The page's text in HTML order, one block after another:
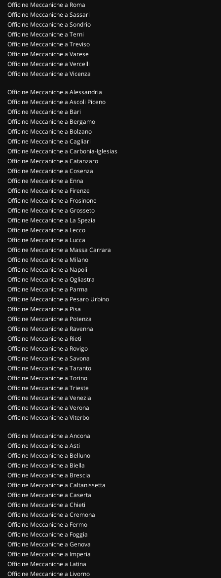
Officine Meccaniche a Roma
Officine Meccaniche a Sassari
Officine Meccaniche a Sondrio
Officine Meccaniche a Terni
Officine Meccaniche a Treviso
Officine Meccaniche a Varese
Officine Meccaniche a Vercelli
Officine Meccaniche a Vicenza
Officine Meccaniche a Alessandria
Officine Meccaniche a Ascoli Piceno
Officine Meccaniche a Bari
Officine Meccaniche a Bergamo
Officine Meccaniche a Bolzano
Officine Meccaniche a Cagliari
Officine Meccaniche a Carbonia-Iglesias
Officine Meccaniche a Catanzaro
Officine Meccaniche a Cosenza
Officine Meccaniche a Enna
Officine Meccaniche a Firenze
Officine Meccaniche a Frosinone
Officine Meccaniche a Grosseto
Officine Meccaniche a La Spezia
Officine Meccaniche a Lecco
Officine Meccaniche a Lucca
Officine Meccaniche a Massa Carrara
Officine Meccaniche a Milano
Officine Meccaniche a Napoli
Officine Meccaniche a Ogliastra
Officine Meccaniche a Parma
Officine Meccaniche a Pesaro Urbino
Officine Meccaniche a Pisa
Officine Meccaniche a Potenza
Officine Meccaniche a Ravenna
Officine Meccaniche a Rieti
Officine Meccaniche a Rovigo
Officine Meccaniche a Savona
Officine Meccaniche a Taranto
Officine Meccaniche a Torino
Officine Meccaniche a Trieste
Officine Meccaniche a Venezia
Officine Meccaniche a Verona
Officine Meccaniche a Viterbo
Officine Meccaniche a Ancona
Officine Meccaniche a Asti
Officine Meccaniche a Belluno
Officine Meccaniche a Biella
Officine Meccaniche a Brescia
Officine Meccaniche a Caltanissetta
Officine Meccaniche a Caserta
Officine Meccaniche a Chieti
Officine Meccaniche a Cremona
Officine Meccaniche a Fermo
Officine Meccaniche a Foggia
Officine Meccaniche a Genova
Officine Meccaniche a Imperia
Officine Meccaniche a Latina
Officine Meccaniche a Livorno